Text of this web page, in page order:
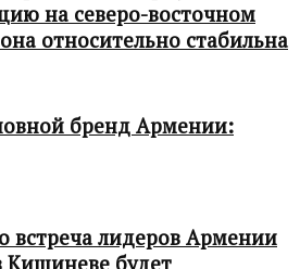
на северо-восточном
относительно стабильна
бренд Армении:
лидеров Армении